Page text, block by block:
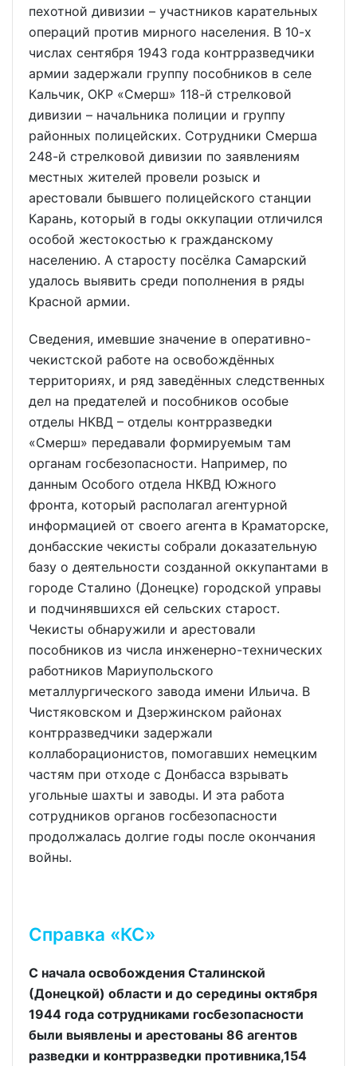
пехотной дивизии – участников карательных
операций против мирного населения. В 10-х
числах сентября 1943 года контрразведчики
армии задержали группу пособников в селе
Кальчик, ОКР «Смерш» 118-й стрелковой
дивизии – начальника полиции и группу
районных полицейских. Сотрудники Смерша
248-й стрелковой дивизии по заявлениям
местных жителей провели розыск и
арестовали бывшего полицейского станции
Карань, который в годы оккупации отличился
особой жестокостью к гражданскому
населению. А старосту посёлка Самарский
удалось выявить среди пополнения в ряды
Красной армии.
Сведения, имевшие значение в оперативно-
чекистской работе на освобождённых
территориях, и ряд заведённых следственных
дел на предателей и пособников особые
отделы НКВД – отделы контрразведки
«Смерш» передавали формируемым там
органам госбезопасности. Например, по
данным Особого отдела НКВД Южного
фронта, который располагал агентурной
информацией от своего агента в Краматорске,
донбасские чекисты собрали доказательную
базу о деятельности созданной оккупантами в
городе Сталино (Донецке) городской управы
и подчинявшихся ей сельских старост.
Чекисты обнаружили и арестовали
пособников из числа инженерно-технических
работников Мариупольского
металлургического завода имени Ильича. В
Чистяковском и Дзержинском районах
контрразведчики задержали
коллаборационистов, помогавших немецким
частям при отходе с Донбасса взрывать
угольные шахты и заводы. И эта работа
сотрудников органов госбезопасности
продолжалась долгие годы после окончания
войны.
Справка «КС»
С начала освобождения Сталинской
(Донецкой) области и до середины октября
1944 года сотрудниками госбезопасности
были выявлены и арестованы 86 агентов
разведки и контрразведки противника,154